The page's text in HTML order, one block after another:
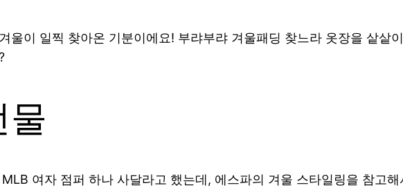
울이 일찍 찾아온 기분이에요! 부랴부랴 겨울패딩 찾느라 옷장을 샅샅
물
여자 점퍼 하나 사달라고 했는데, 에스파의 겨울 스타일링을 참고